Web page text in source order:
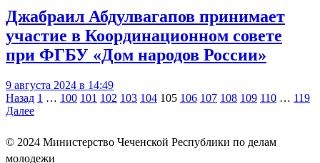
Джабраил Абдулвагапов принимает
участие в Координационном совете
при ФГБУ «Дом народов России»
9 августа 2024 в 14:49
Навигация
по
записям
Назад 1 … 100 101 102 103 104 105 106 107 108 109 110 … 119
Далее
© 2024 Министерство Чеченской Республики по делам
молодежи